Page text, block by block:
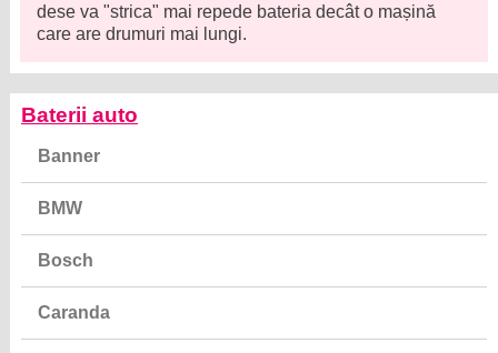
dese va "strica" mai repede bateria decât o mașină
care are drumuri mai lungi.
Baterii auto
Banner
BMW
Bosch
Caranda